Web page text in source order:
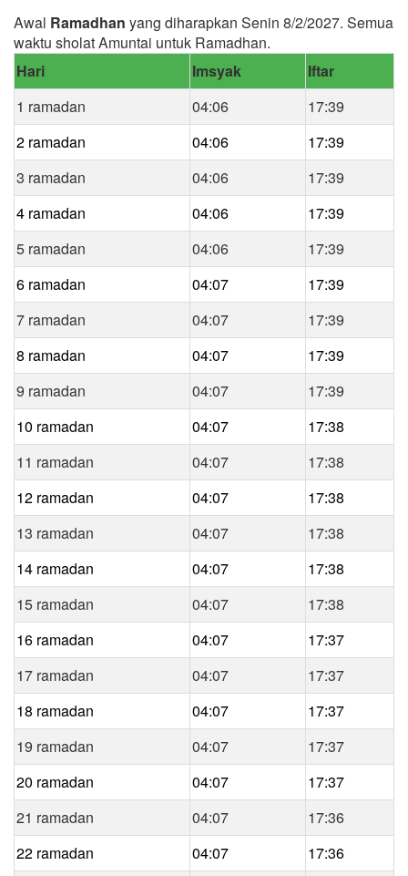
Awal Ramadhan yang diharapkan Senin 8/2/2027. Semua
waktu sholat Amuntai untuk Ramadhan.
Hari
Imsyak
Iftar
1 ramadan
04:06
17:39
2 ramadan
04:06
17:39
3 ramadan
04:06
17:39
4 ramadan
04:06
17:39
5 ramadan
04:06
17:39
6 ramadan
04:07
17:39
7 ramadan
04:07
17:39
8 ramadan
04:07
17:39
9 ramadan
04:07
17:39
10 ramadan
04:07
17:38
11 ramadan
04:07
17:38
12 ramadan
04:07
17:38
13 ramadan
04:07
17:38
14 ramadan
04:07
17:38
15 ramadan
04:07
17:38
16 ramadan
04:07
17:37
17 ramadan
04:07
17:37
18 ramadan
04:07
17:37
19 ramadan
04:07
17:37
20 ramadan
04:07
17:37
21 ramadan
04:07
17:36
22 ramadan
04:07
17:36